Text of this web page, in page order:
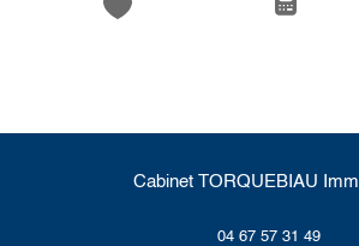
Cabinet TORQUEBIAU
04 67 57 31 49